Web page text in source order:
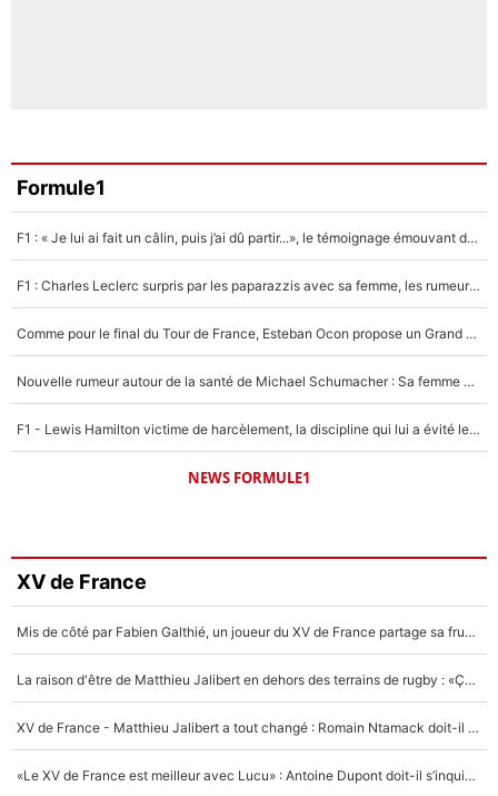
Formule1
F1 : « Je lui ai fait un câlin, puis j’ai dû partir...», le témoignage émouvant de Max Verstappen sur sa fille
F1 : Charles Leclerc surpris par les paparazzis avec sa femme, les rumeurs étaient vraies !
Comme pour le final du Tour de France, Esteban Ocon propose un Grand Prix de Formule 1 à Paris : «Autour de l’Arc de Triomphe, ce serait génial» !
Nouvelle rumeur autour de la santé de Michael Schumacher : Sa femme Corinna sort du silence
F1 - Lewis Hamilton victime de harcèlement, la discipline qui lui a évité le pire : «J'aurais probablement mal tourné»
NEWS FORMULE1
XV de France
Mis de côté par Fabien Galthié, un joueur du XV de France partage sa frustration : «ils ne me l’ont pas dit tout de suite»
La raison d'être de Matthieu Jalibert en dehors des terrains de rugby : «Ça m'atteint autant que si tu touches à un membre de ma famille»
XV de France - Matthieu Jalibert a tout changé : Romain Ntamack doit-il s’inquiéter pour sa place à un an de la Coupe du monde ?
«Le XV de France est meilleur avec Lucu» : Antoine Dupont doit-il s’inquiéter pour sa place ?